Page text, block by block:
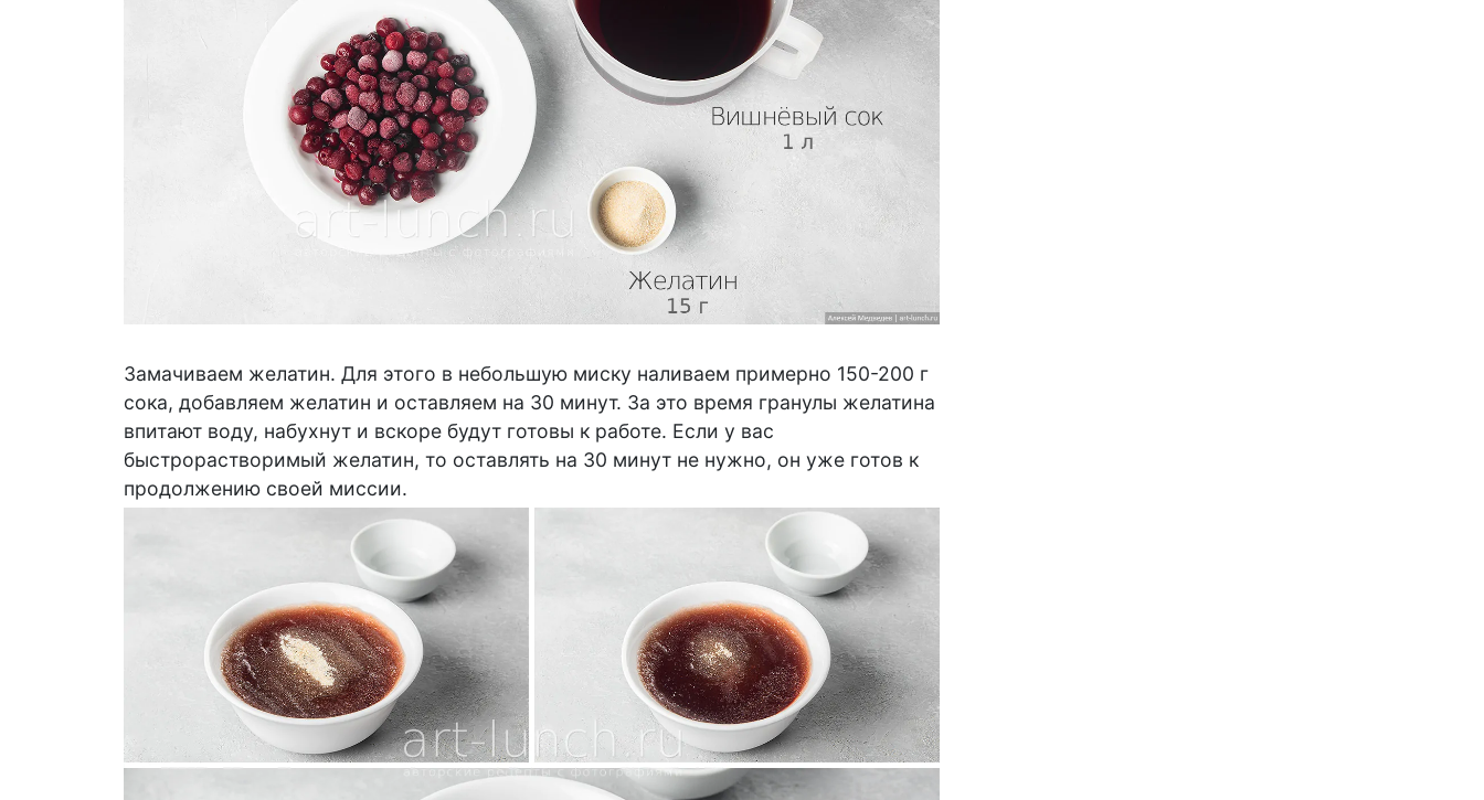
Замачиваем желатин. Для этого в небольшую миску наливаем примерно 150-200 г
сока, добавляем желатин и оставляем на 30 минут. За это время гранулы желатина
впитают воду, набухнут и вскоре будут готовы к работе. Если у вас
быстрорастворимый желатин, то оставлять на 30 минут не нужно, он уже готов к
продолжению своей миссии.